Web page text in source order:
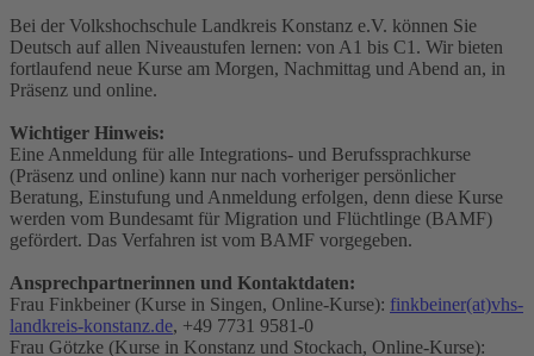
Bei der Volkshochschule Landkreis Konstanz e.V. können Sie
Deutsch auf allen Niveaustufen lernen: von A1 bis C1. Wir bieten
fortlaufend neue Kurse am Morgen, Nachmittag und Abend an, in
Präsenz und online.
Wichtiger Hinweis:
Eine Anmeldung für alle Integrations- und Berufssprachkurse
(Präsenz und online) kann nur nach vorheriger persönlicher
Beratung, Einstufung und Anmeldung erfolgen, denn diese Kurse
werden vom Bundesamt für Migration und Flüchtlinge (BAMF)
gefördert. Das Verfahren ist vom BAMF vorgegeben.
Ansprechpartnerinnen und Kontaktdaten:
Frau Finkbeiner (Kurse in Singen, Online-Kurse): finkbeiner(at)vhs-
landkreis-konstanz.de, +49 7731 9581-0
Frau Götzke (Kurse in Konstanz und Stockach, Online-Kurse):